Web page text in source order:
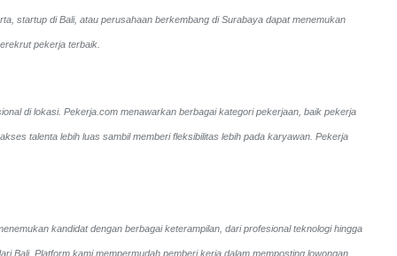
startup di Bali, atau perusahaan berkembang di Surabaya dapat menemukan
pekerja terbaik.
di lokasi. Pekerja.com menawarkan berbagai kategori pekerjaan, baik pekerja
talenta lebih luas sambil memberi fleksibilitas lebih pada karyawan. Pekerja
kandidat dengan berbagai keterampilan, dari profesional teknologi hingga
Platform kami mempermudah pemberi kerja dalam memposting lowongan,